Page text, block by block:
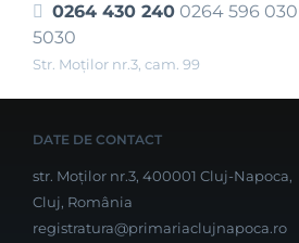
0264 430 240 0264 596 030
5030
Str. Moţilor nr.3, cam. 99
DATE DE CONTACT
str. Moților nr.3, 400001 Cluj-Napoca,
Cluj, România
registratura@primariaclujnapoca.ro